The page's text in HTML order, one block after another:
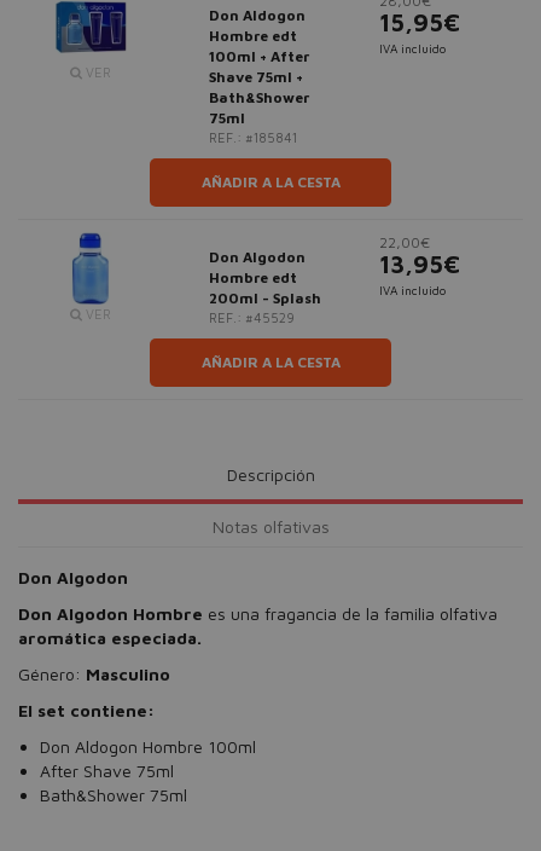
VER
Don Aldogon
Hombre edt
100ml + After
Shave 75ml +
Bath&Shower
75ml
REF.: #185841
15,95€
IVA incluido
AÑADIR A LA CESTA
VER
Don Algodon
Hombre edt
200ml - Splash
REF.: #45529
22,00€
13,95€
IVA incluido
AÑADIR A LA CESTA
Descripción
Notas olfativas
Don Algodon
Don Algodon Hombre es una fragancia de la familia olfativa
aromática especiada.
Género: Masculino
El set contiene:
Don Aldogon Hombre 100ml
After Shave 75ml
Bath&Shower 75ml